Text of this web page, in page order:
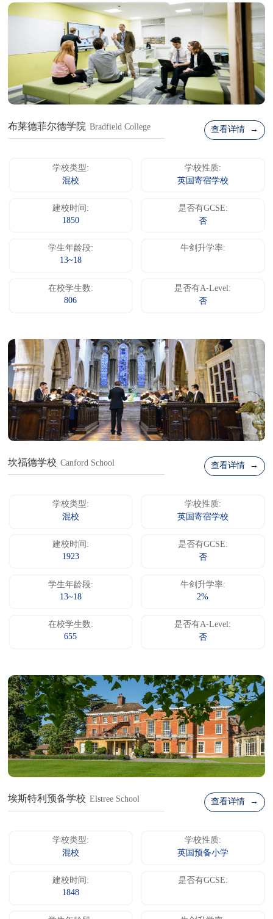
布莱德菲尔德学院 Bradfield College 查看详情 →
学校类型:
混校
学校性质:
英国寄宿学校
建校时间:
1850
是否有GCSE:
否
学生年龄段:
13~18
牛剑升学率:
在校学生数:
806
是否有A-Level:
否
坎福德学校 Canford School 查看详情 →
学校类型:
混校
学校性质:
英国寄宿学校
建校时间:
1923
是否有GCSE:
否
学生年龄段:
13~18
牛剑升学率:
2%
在校学生数:
655
是否有A-Level:
否
埃斯特利预备学校 Elstree School 查看详情 →
学校类型:
混校
学校性质:
英国预备小学
建校时间:
1848
是否有GCSE: